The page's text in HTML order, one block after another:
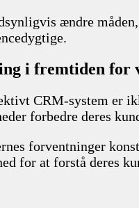
ændre
i fremtiden for
CRM-system er
forbedre deres
forventninger
for at forstå deres